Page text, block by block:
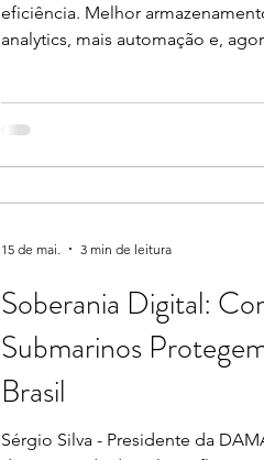
eficiência. Melhor
analytics, mais automação e,
dados.
Soberania Digital:
Submarinos
Brasil
Sérgio Silva - Presidente da
15 de mai. 3 min de leitura